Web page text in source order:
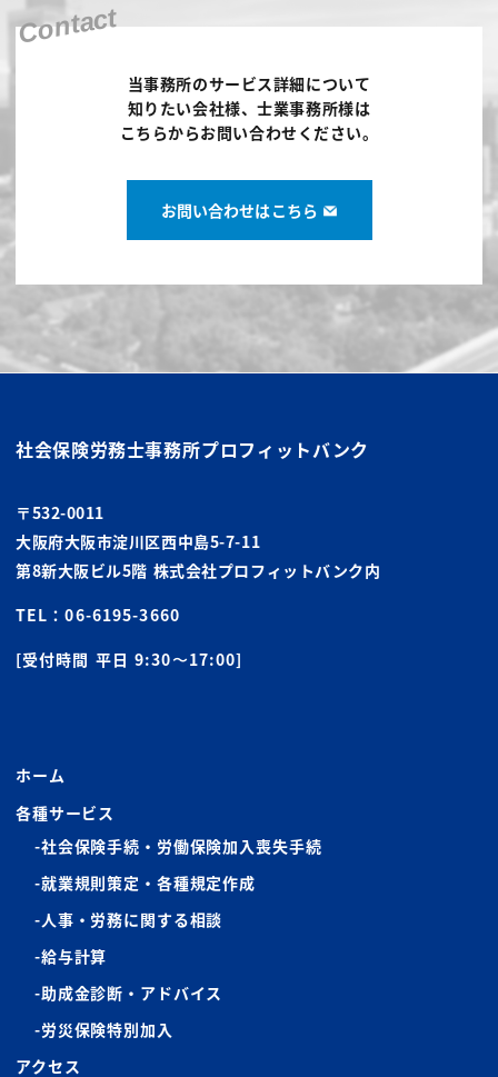
Contact
当事務所のサービス詳細について
知りたい会社様、士業事務所様は
こちらからお問い合わせください。
お問い合わせはこちら
社会保険労務士事務所プロフィットバンク
〒532-0011
大阪府大阪市淀川区西中島5-7-11
第8新大阪ビル5階 株式会社プロフィットバンク内
TEL：06-6195-3660
[受付時間 平日 9:30〜17:00]
ホーム
各種サービス
社会保険手続・労働保険加入喪失手続
就業規則策定・各種規定作成
人事・労務に関する相談
給与計算
助成金診断・アドバイス
労災保険特別加入
アクセス